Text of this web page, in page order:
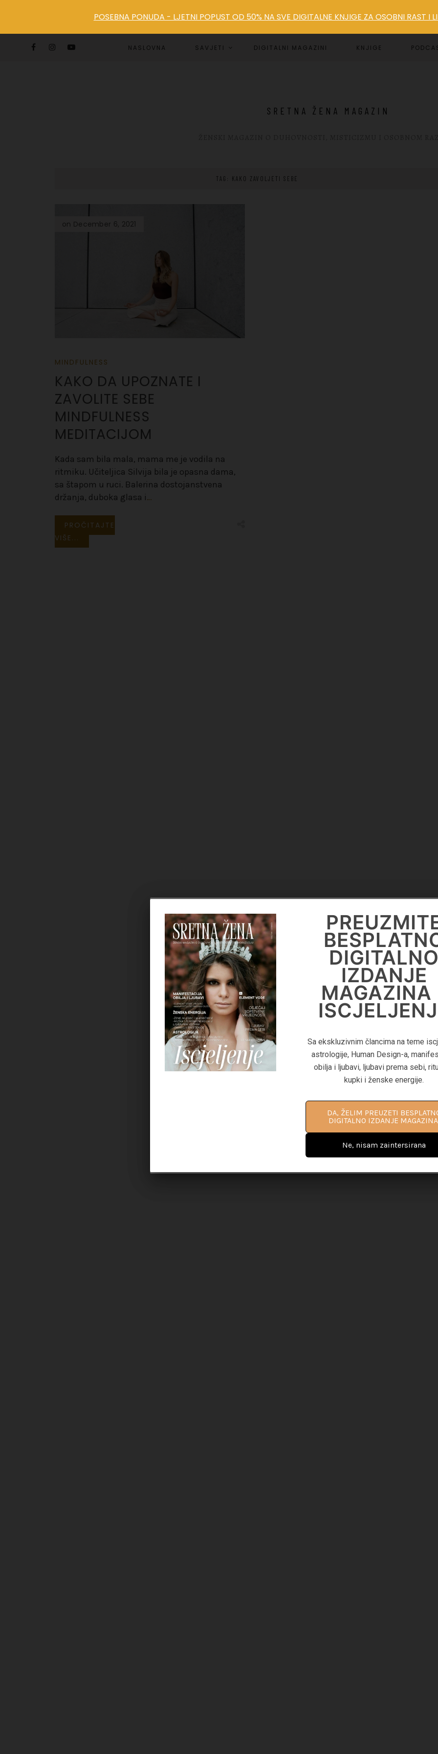
NASLOVNA SAVJETI DIGITALNI MAGAZINI KNJIGE
SRETNA ŽENA MAGAZIN
TAG: KAKO ZAVOLJETI SEBE
on December 6, 2021
MINDFULNESS
KAKO DA UPOZNATE I
ZAVOLITE SEBE
MINDFULNESS
MEDITACIJOM
Kada sam bila mala, mama me je vodila na
ritmiku. Učiteljica Silvija bila je opasna dama,
sa štapom u ruci. Balerina dostojanstvena
držanja, duboka glasa i…
PROČITAJTE
VIŠE...
POSEBNA PONUDA - LJETNI POPUST OD 50% NA SVE DIGITALNE KNJIGE ZA OSOBNI RAST I
KNJIGA
'PRIRUČNIK
LIFE
Coaching - Kako pomoći klijentima
postignu duboku transformaciju i
uspješan coaching biznis"
INFORMACIJA O PRIRUČNIKU ZA
COACHING
Ne, nisam zaintersirana
DIGITALNO
IZDANJE
MAGAZINA
Sa ekskluzivnim člancima na teme
astrologije, Human Design-a,
obilja i ljubavi, ljubavi prema sebi,
kupki i ženske energije.
DA, ŽELIM PREUZETI
DIGITALNO IZDANJE
Ne, nisam zaintersirana